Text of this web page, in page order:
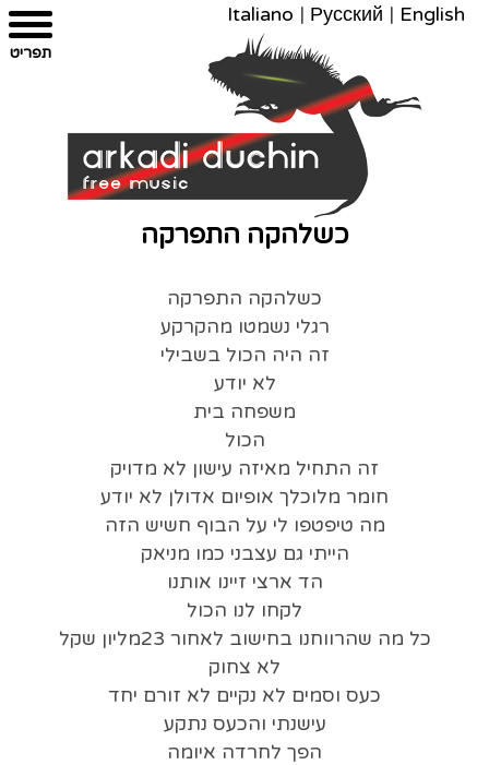
מפת
הצהרת
עבור
צרו
English
|
Русский
|
Italiano
כשלהקה התפרקה
כשלהקה התפרקה
רגלי נשמטו מהקרקע
זה היה הכול בשבילי
לא יודע
משפחה בית
הכול
זה התחיל מאיזה עישון לא מדויק
חומר מלוכלך אופיום אדולן לא יודע
מה טיפטפו לי על הבוף חשיש הזה
הייתי גם עצבני כמו מניאק
הד ארצי זיינו אותנו
לקחו לנו הכול
כל מה שהרווחנו בחישוב לאחור 23מליון שקל
לא צחוק
כעס וסמים לא נקיים לא זורם יחד
עישנתי והכעס נתקע
הפך לחרדה איומה
תפריט